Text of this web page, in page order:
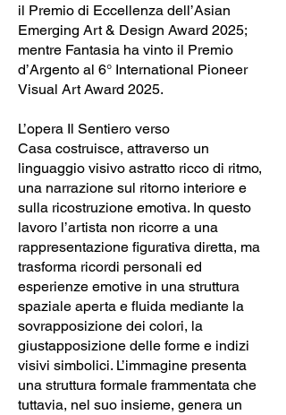
il Premio di Eccellenza dell’Asian
Emerging Art & Design Award 2025;
mentre Fantasia ha vinto il Premio
d’Argento al 6° International Pioneer
Visual Art Award 2025.
L’opera Il Sentiero verso
Casa costruisce, attraverso un
linguaggio visivo astratto ricco di ritmo,
una narrazione sul ritorno interiore e
sulla ricostruzione emotiva. In questo
lavoro l’artista non ricorre a una
rappresentazione figurativa diretta, ma
trasforma ricordi personali ed
esperienze emotive in una struttura
spaziale aperta e fluida mediante la
sovrapposizione dei colori, la
giustapposizione delle forme e indizi
visivi simbolici. L’immagine presenta
una struttura formale frammentata che
tuttavia, nel suo insieme, genera un